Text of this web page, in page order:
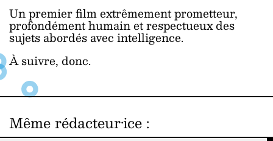
Un premier film extrêmement prometteur,
profondément humain et respectueux des
sujets abordés avec intelligence.
À suivre, donc.
Même rédacteur·ice :